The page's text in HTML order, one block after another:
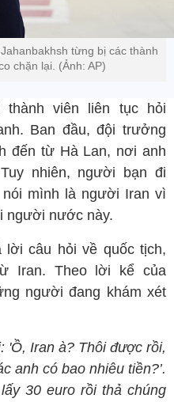
từng bị các thành
chặn lại. (Ảnh: AP)
thành viên liên tục hỏi
Ban đầu, đội trưởng
đến từ Hà Lan, nơi anh
nhiên, người bạn đi
mình là người Iran vì
người nước này.
lời câu hỏi về quốc tịch,
Iran. Theo lời kể của
người đang khám xét
'Ồ, Iran à? Thôi được rồi,
anh có bao nhiêu tiền?’.
30 euro rồi thả chúng